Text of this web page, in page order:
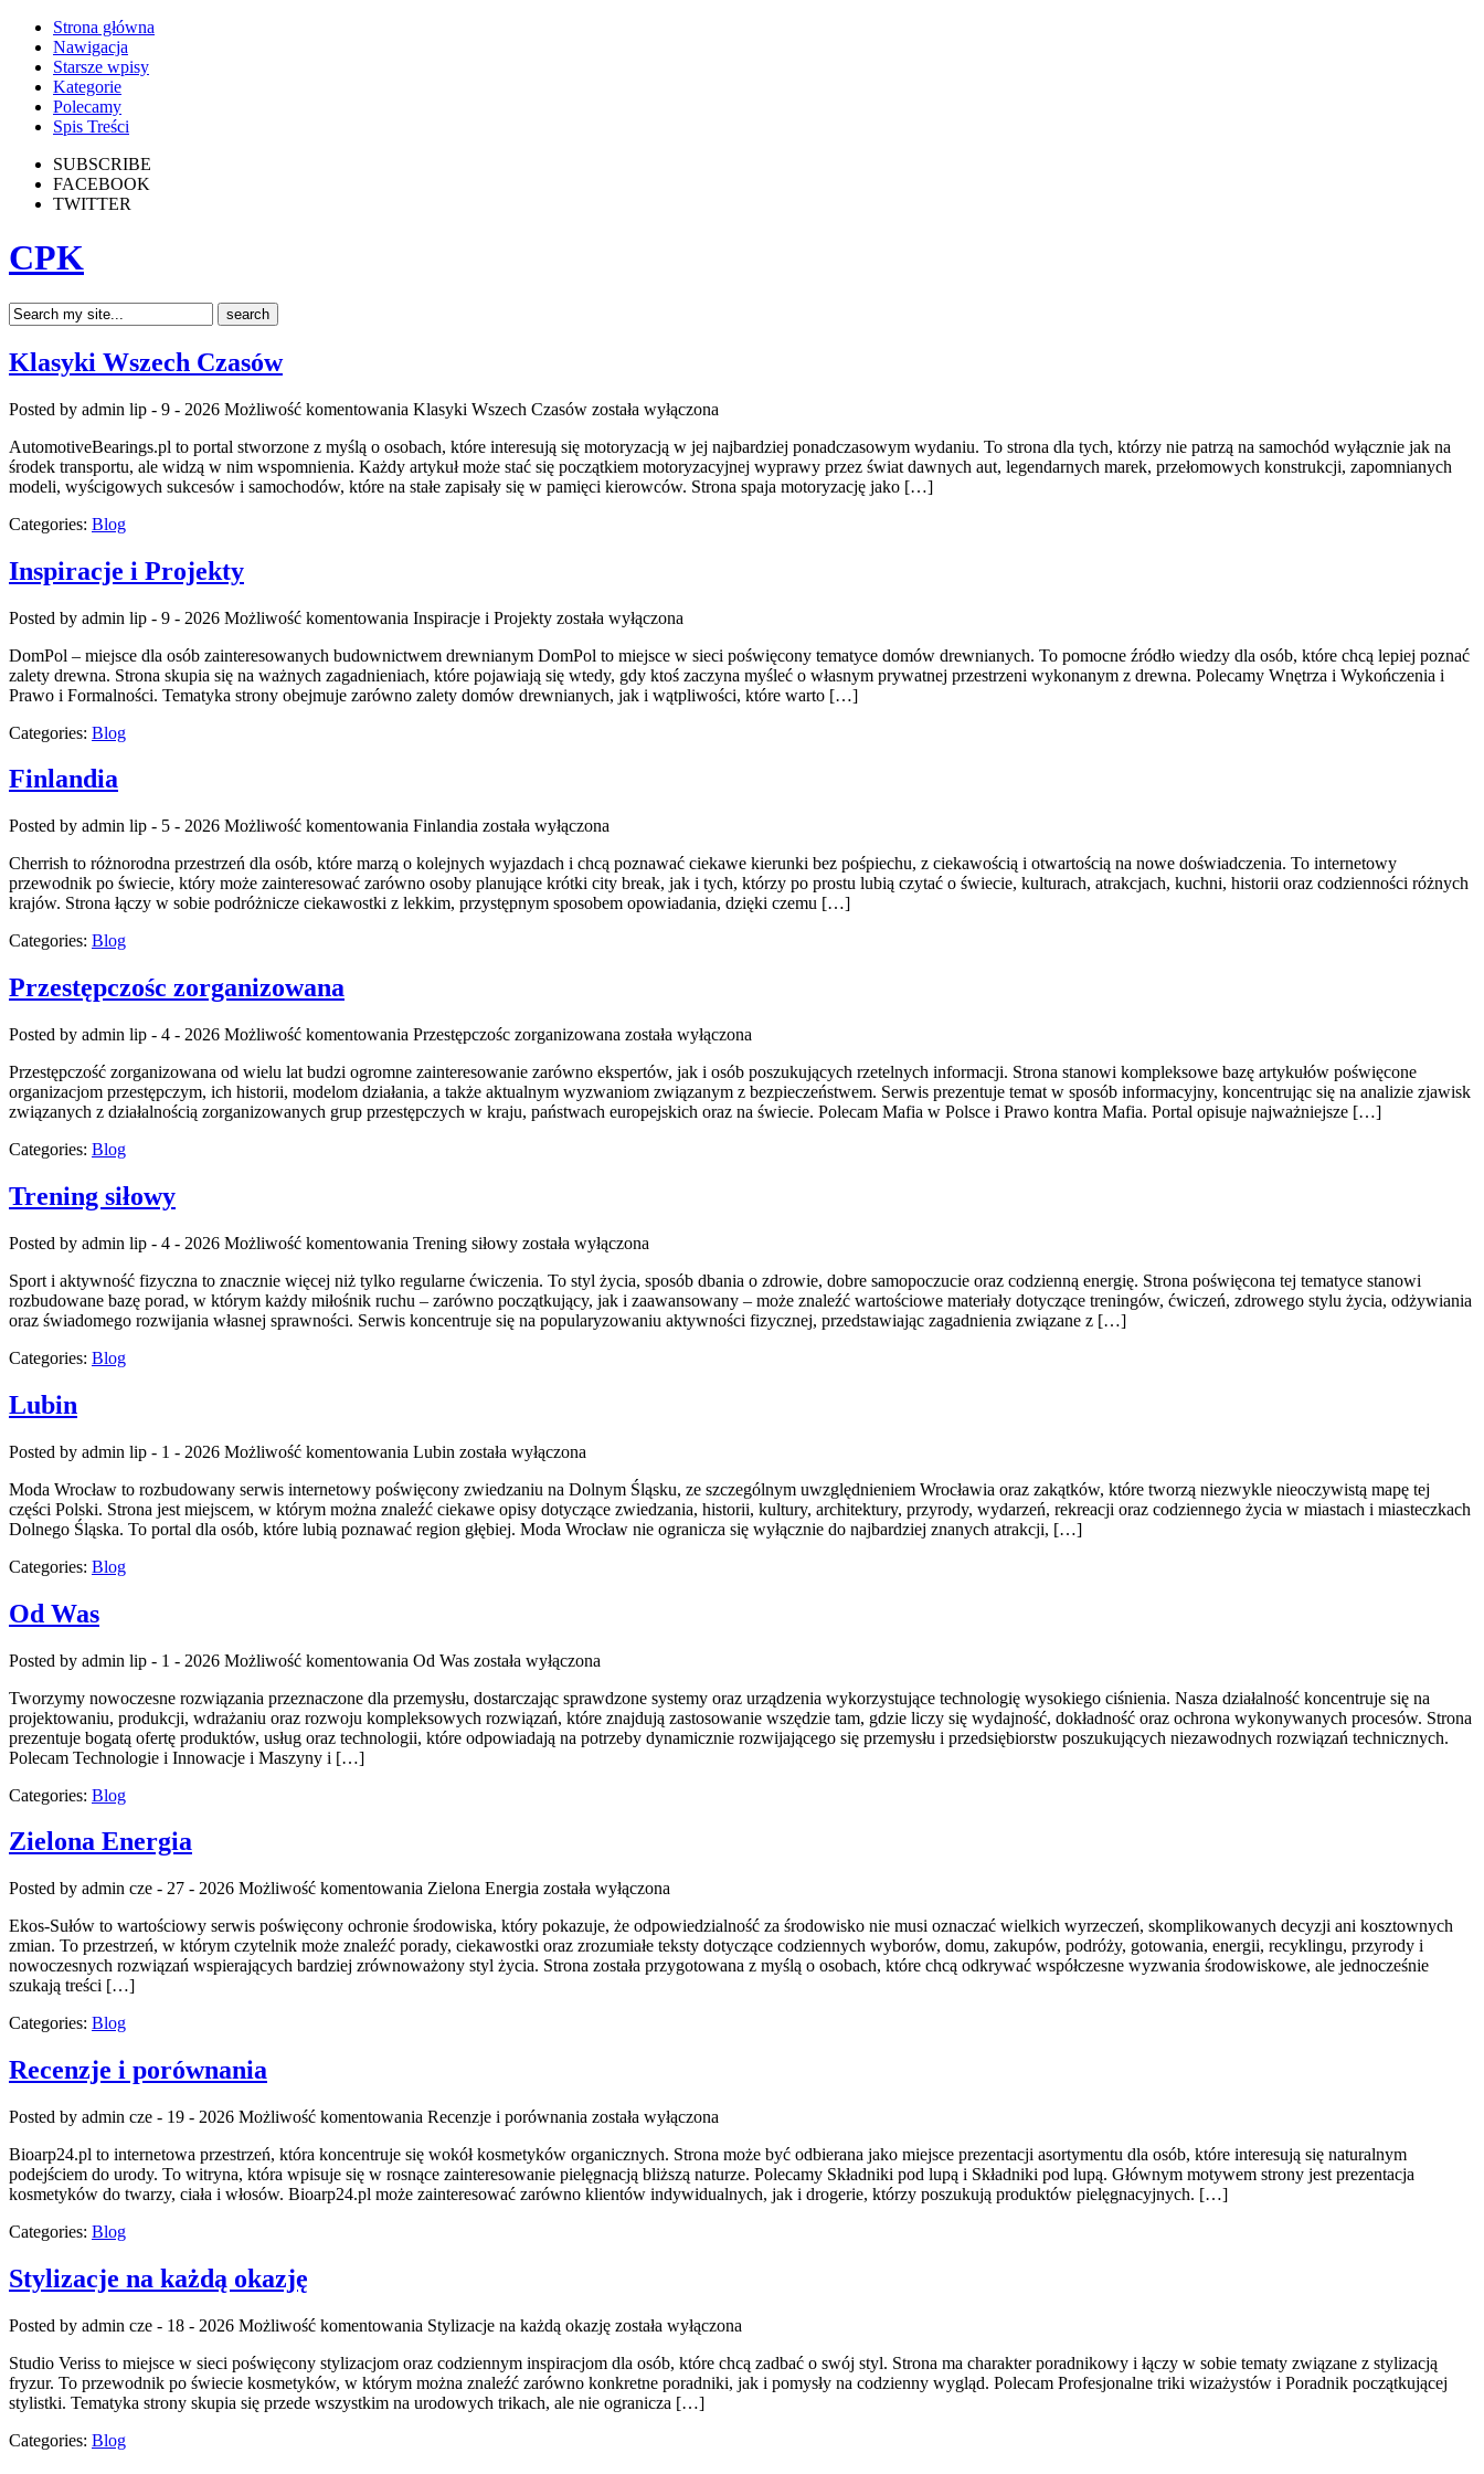
Strona główna
Nawigacja
Starsze wpisy
Kategorie
Polecamy
Spis Treści
SUBSCRIBE
FACEBOOK
TWITTER
CPK
Klasyki Wszech Czasów
Posted by admin lip - 9 - 2026 Możliwość komentowania Klasyki Wszech Czasów została wyłączona
AutomotiveBearings.pl to portal stworzone z myślą o osobach, które interesują się motoryzacją w jej najbardziej ponadczasowym wydaniu. To strona dla tych, którzy nie patrzą na samochód wyłącznie jak na
środek transportu, ale widzą w nim wspomnienia. Każdy artykuł może stać się początkiem motoryzacyjnej wyprawy przez świat dawnych aut, legendarnych marek, przełomowych konstrukcji, zapomnianych
modeli, wyścigowych sukcesów i samochodów, które na stałe zapisały się w pamięci kierowców. Strona spaja motoryzację jako […]
Categories: Blog
Inspiracje i Projekty
Posted by admin lip - 9 - 2026 Możliwość komentowania Inspiracje i Projekty została wyłączona
DomPol – miejsce dla osób zainteresowanych budownictwem drewnianym DomPol to miejsce w sieci poświęcony tematyce domów drewnianych. To pomocne źródło wiedzy dla osób, które chcą lepiej poznać
zalety drewna. Strona skupia się na ważnych zagadnieniach, które pojawiają się wtedy, gdy ktoś zaczyna myśleć o własnym prywatnej przestrzeni wykonanym z drewna. Polecamy Wnętrza i Wykończenia i
Prawo i Formalności. Tematyka strony obejmuje zarówno zalety domów drewnianych, jak i wątpliwości, które warto […]
Categories: Blog
Finlandia
Posted by admin lip - 5 - 2026 Możliwość komentowania Finlandia została wyłączona
Cherrish to różnorodna przestrzeń dla osób, które marzą o kolejnych wyjazdach i chcą poznawać ciekawe kierunki bez pośpiechu, z ciekawością i otwartością na nowe doświadczenia. To internetowy
przewodnik po świecie, który może zainteresować zarówno osoby planujące krótki city break, jak i tych, którzy po prostu lubią czytać o świecie, kulturach, atrakcjach, kuchni, historii oraz codzienności różnych
krajów. Strona łączy w sobie podróżnicze ciekawostki z lekkim, przystępnym sposobem opowiadania, dzięki czemu […]
Categories: Blog
Przestępczośc zorganizowana
Posted by admin lip - 4 - 2026 Możliwość komentowania Przestępczośc zorganizowana została wyłączona
Przestępczość zorganizowana od wielu lat budzi ogromne zainteresowanie zarówno ekspertów, jak i osób poszukujących rzetelnych informacji. Strona stanowi kompleksowe bazę artykułów poświęcone
organizacjom przestępczym, ich historii, modelom działania, a także aktualnym wyzwaniom związanym z bezpieczeństwem. Serwis prezentuje temat w sposób informacyjny, koncentrując się na analizie zjawisk
związanych z działalnością zorganizowanych grup przestępczych w kraju, państwach europejskich oraz na świecie. Polecam Mafia w Polsce i Prawo kontra Mafia. Portal opisuje najważniejsze […]
Categories: Blog
Trening siłowy
Posted by admin lip - 4 - 2026 Możliwość komentowania Trening siłowy została wyłączona
Sport i aktywność fizyczna to znacznie więcej niż tylko regularne ćwiczenia. To styl życia, sposób dbania o zdrowie, dobre samopoczucie oraz codzienną energię. Strona poświęcona tej tematyce stanowi
rozbudowane bazę porad, w którym każdy miłośnik ruchu – zarówno początkujący, jak i zaawansowany – może znaleźć wartościowe materiały dotyczące treningów, ćwiczeń, zdrowego stylu życia, odżywiania
oraz świadomego rozwijania własnej sprawności. Serwis koncentruje się na popularyzowaniu aktywności fizycznej, przedstawiając zagadnienia związane z […]
Categories: Blog
Lubin
Posted by admin lip - 1 - 2026 Możliwość komentowania Lubin została wyłączona
Moda Wrocław to rozbudowany serwis internetowy poświęcony zwiedzaniu na Dolnym Śląsku, ze szczególnym uwzględnieniem Wrocławia oraz zakątków, które tworzą niezwykle nieoczywistą mapę tej
części Polski. Strona jest miejscem, w którym można znaleźć ciekawe opisy dotyczące zwiedzania, historii, kultury, architektury, przyrody, wydarzeń, rekreacji oraz codziennego życia w miastach i miasteczkach
Dolnego Śląska. To portal dla osób, które lubią poznawać region głębiej. Moda Wrocław nie ogranicza się wyłącznie do najbardziej znanych atrakcji, […]
Categories: Blog
Od Was
Posted by admin lip - 1 - 2026 Możliwość komentowania Od Was została wyłączona
Tworzymy nowoczesne rozwiązania przeznaczone dla przemysłu, dostarczając sprawdzone systemy oraz urządzenia wykorzystujące technologię wysokiego ciśnienia. Nasza działalność koncentruje się na
projektowaniu, produkcji, wdrażaniu oraz rozwoju kompleksowych rozwiązań, które znajdują zastosowanie wszędzie tam, gdzie liczy się wydajność, dokładność oraz ochrona wykonywanych procesów. Strona
prezentuje bogatą ofertę produktów, usług oraz technologii, które odpowiadają na potrzeby dynamicznie rozwijającego się przemysłu i przedsiębiorstw poszukujących niezawodnych rozwiązań technicznych.
Polecam Technologie i Innowacje i Maszyny i […]
Categories: Blog
Zielona Energia
Posted by admin cze - 27 - 2026 Możliwość komentowania Zielona Energia została wyłączona
Ekos-Sułów to wartościowy serwis poświęcony ochronie środowiska, który pokazuje, że odpowiedzialność za środowisko nie musi oznaczać wielkich wyrzeczeń, skomplikowanych decyzji ani kosztownych
zmian. To przestrzeń, w którym czytelnik może znaleźć porady, ciekawostki oraz zrozumiałe teksty dotyczące codziennych wyborów, domu, zakupów, podróży, gotowania, energii, recyklingu, przyrody i
nowoczesnych rozwiązań wspierających bardziej zrównoważony styl życia. Strona została przygotowana z myślą o osobach, które chcą odkrywać współczesne wyzwania środowiskowe, ale jednocześnie
szukają treści […]
Categories: Blog
Recenzje i porównania
Posted by admin cze - 19 - 2026 Możliwość komentowania Recenzje i porównania została wyłączona
Bioarp24.pl to internetowa przestrzeń, która koncentruje się wokół kosmetyków organicznych. Strona może być odbierana jako miejsce prezentacji asortymentu dla osób, które interesują się naturalnym
podejściem do urody. To witryna, która wpisuje się w rosnące zainteresowanie pielęgnacją bliższą naturze. Polecamy Składniki pod lupą i Składniki pod lupą. Głównym motywem strony jest prezentacja
kosmetyków do twarzy, ciała i włosów. Bioarp24.pl może zainteresować zarówno klientów indywidualnych, jak i drogerie, którzy poszukują produktów pielęgnacyjnych. […]
Categories: Blog
Stylizacje na każdą okazję
Posted by admin cze - 18 - 2026 Możliwość komentowania Stylizacje na każdą okazję została wyłączona
Studio Veriss to miejsce w sieci poświęcony stylizacjom oraz codziennym inspiracjom dla osób, które chcą zadbać o swój styl. Strona ma charakter poradnikowy i łączy w sobie tematy związane z stylizacją
fryzur. To przewodnik po świecie kosmetyków, w którym można znaleźć zarówno konkretne poradniki, jak i pomysły na codzienny wygląd. Polecam Profesjonalne triki wizażystów i Poradnik początkującej
stylistki. Tematyka strony skupia się przede wszystkim na urodowych trikach, ale nie ogranicza […]
Categories: Blog